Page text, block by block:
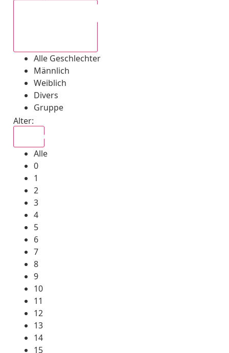
Alle Geschlechter
Männlich
Weiblich
Divers
Gruppe
Alter:
Alle
0
1
2
3
4
5
6
7
8
9
10
11
12
13
14
15